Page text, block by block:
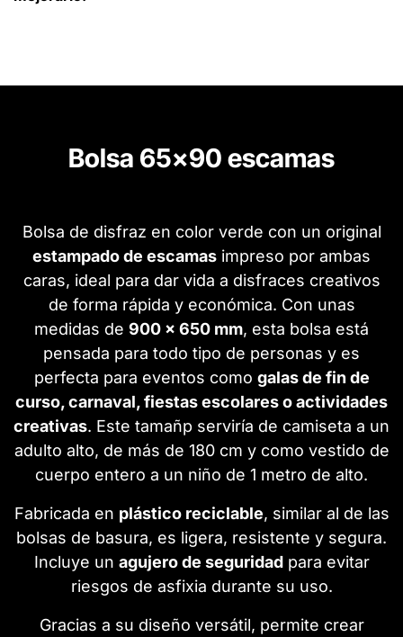
Bolsa 65x90 escamas
Bolsa de disfraz en color verde con un original
estampado de escamas impreso por ambas
caras, ideal para dar vida a disfraces creativos
de forma rápida y económica. Con unas
medidas de 900 x 650 mm, esta bolsa está
pensada para todo tipo de personas y es
perfecta para eventos como galas de fin de
curso, carnaval, fiestas escolares o actividades
creativas. Este tamañp serviría de camiseta a un
adulto alto, de más de 180 cm y como vestido de
cuerpo entero a un niño de 1 metro de alto.
Fabricada en plástico reciclable, similar al de las
bolsas de basura, es ligera, resistente y segura.
Incluye un agujero de seguridadpara evitar
riesgos de asfixia durante su uso.
Gracias a su diseño versátil, permite crear